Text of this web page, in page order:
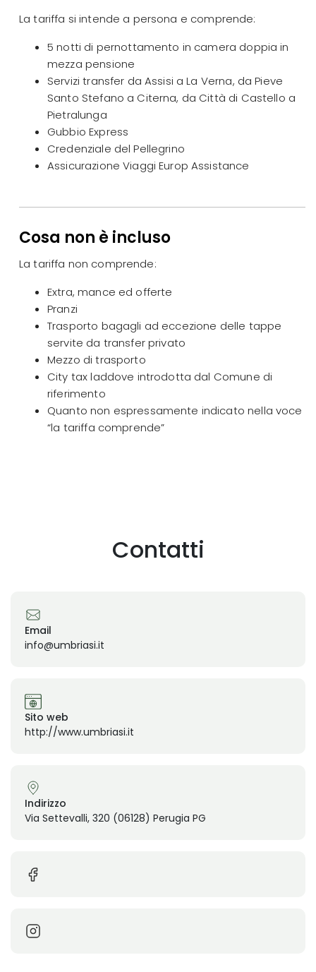
La tariffa si intende a persona e comprende:
5 notti di pernottamento in camera doppia in
mezza pensione
Servizi transfer da Assisi a La Verna, da Pieve
Santo Stefano a Citerna, da Città di Castello a
Pietralunga
Gubbio Express
Credenziale del Pellegrino
Assicurazione Viaggi Europ Assistance
Cosa non è incluso
La tariffa non comprende:
Extra, mance ed offerte
Pranzi
Trasporto bagagli ad eccezione delle tappe
servite da transfer privato
Mezzo di trasporto
City tax laddove introdotta dal Comune di
riferimento
Quanto non espressamente indicato nella voce
“la tariffa comprende”
Contatti
Email
info@umbriasi.it
Sito web
http://www.umbriasi.it
Indirizzo
Via Settevalli, 320 (06128) Perugia PG